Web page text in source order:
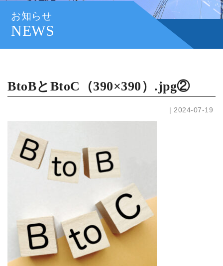
お知らせ
NEWS
BtoBとBtoC（390×390）.jpg②
| 2024-07-19